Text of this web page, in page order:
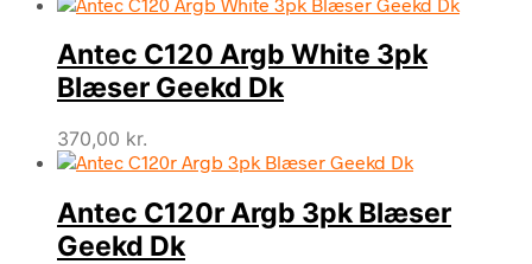
Antec C120 Argb White 3pk
Blæser Geekd Dk
370,00 kr.
Antec C120r Argb 3pk Blæser
Geekd Dk